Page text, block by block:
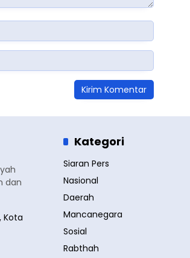
dan
Kota
Kategori
Siaran Pers
Nasional
Daerah
Mancanegara
Sosial
Rabthah